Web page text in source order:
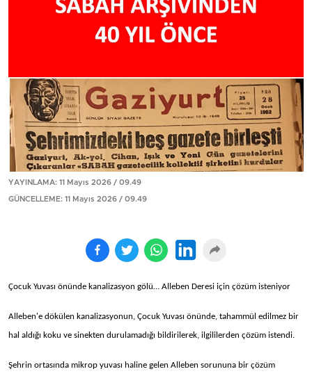
YAYINLAMA: 11 Mayıs 2026 / 09.49
GÜNCELLEME: 11 Mayıs 2026 / 09.49
Çocuk Yuvası önünde kanalizasyon gölü… Alleben Deresi için çözüm isteniyor
Alleben'e dökülen kanalizasyonun, Çocuk Yuvası önünde, tahammül edilmez bir
hal aldığı koku ve sinekten durulamadığı bildirilerek, ilgililerden çözüm istendi.
Şehrin ortasında mikrop yuvası haline gelen Alleben sorununa bir çözüm